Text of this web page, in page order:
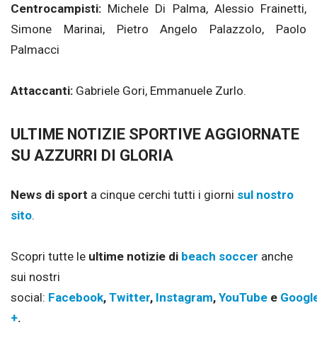
Centrocampisti: Michele Di Palma, Alessio Frainetti,
Simone Marinai, Pietro Angelo Palazzolo, Paolo
Palmacci
Attaccanti: Gabriele Gori, Emmanuele Zurlo.
ULTIME NOTIZIE SPORTIVE AGGIORNATE
SU AZZURRI DI GLORIA
News di sport a cinque cerchi tutti i giorni sul nostro
sito.
Scopri tutte le ultime notizie di beach soccer anche
sui nostri
social: Facebook, Twitter, Instagram, YouTube e
+.